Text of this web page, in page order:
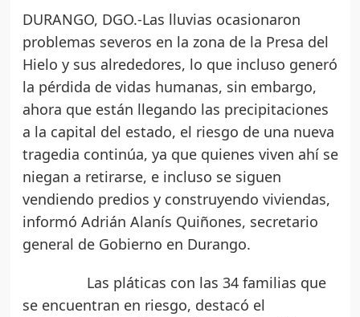
DURANGO, DGO.-Las lluvias ocasionaron
problemas severos en la zona de la Presa del
Hielo y sus alrededores, lo que incluso generó
la pérdida de vidas humanas, sin embargo,
ahora que están llegando las precipitaciones
a la capital del estado, el riesgo de una nueva
tragedia continúa, ya que quienes viven ahí se
niegan a retirarse, e incluso se siguen
vendiendo predios y construyendo viviendas,
informó Adrián Alanís Quiñones, secretario
general de Gobierno en Durango.
Las pláticas con las 34 familias que
se encuentran en riesgo, destacó el